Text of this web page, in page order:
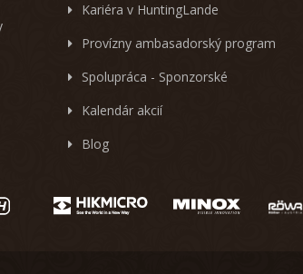
Kariéra v HuntingLande
Provízny ambasadorský program
Spolupráca - Sponzorské
Kalendár akcií
Blog